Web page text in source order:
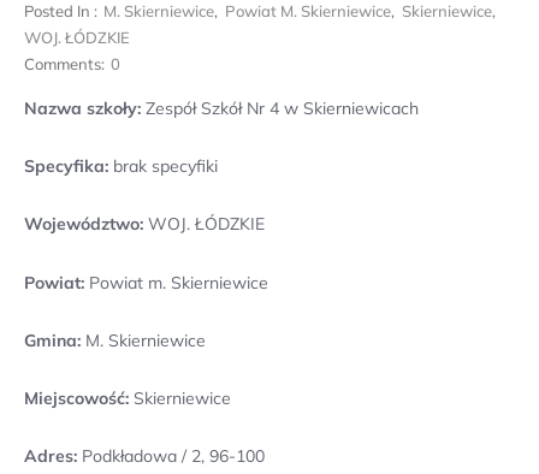
Posted In : M. Skierniewice, Powiat M. Skierniewice, Skierniewice,
WOJ. ŁÓDZKIE
Comments: 0
Nazwa szkoły: Zespół Szkół Nr 4 w Skierniewicach
Specyfika: brak specyfiki
Województwo: WOJ. ŁÓDZKIE
Powiat: Powiat m. Skierniewice
Gmina: M. Skierniewice
Miejscowość: Skierniewice
Adres: Podkładowa / 2, 96-100